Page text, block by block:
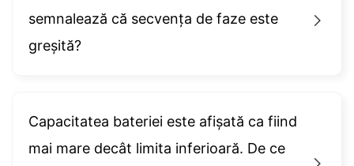
semnalează că secvența de faze este
greșită?
Capacitatea bateriei este afișată ca fiind
mai mare decât limita inferioară. De ce